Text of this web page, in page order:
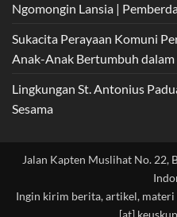
Ngomongin Lansia |
Sukacita Perayaan Komuni
Anak-Anak Bertumbuh dalam
Lingkungan St. Antonius
Sesama
Jalan Kapten Muslihat No. 22,
Ingin kirim berita, artikel, materi
[at]